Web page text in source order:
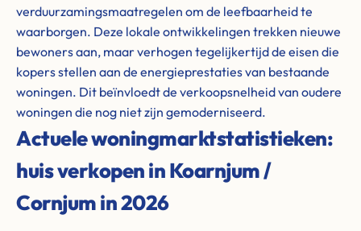
verduurzamingsmaatregelen om de leefbaarheid te
waarborgen. Deze lokale ontwikkelingen trekken nieuwe
bewoners aan, maar verhogen tegelijkertijd de eisen die
kopers stellen aan de energieprestaties van bestaande
woningen. Dit beïnvloedt de verkoopsnelheid van oudere
woningen die nog niet zijn gemoderniseerd.
Actuele woningmarktstatistieken:
huis verkopen in Koarnjum /
Cornjum in 2026